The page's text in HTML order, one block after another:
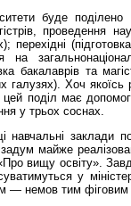
буде
проведення
перехідні
на
бакалаврів та
галузях). Хоч
поділ має
у трьох соснах.
навчальні заклади
задум майже
вищу освіту».
у
— немов тим фіговим